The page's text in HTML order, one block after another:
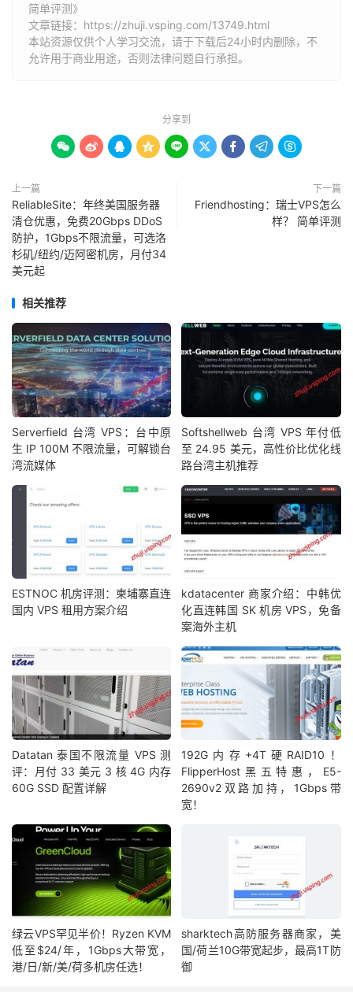
简单评测》
文章链接： https://zhuji.vsping.com/13749.html
本站资源仅供个人学习交流，请于下载后24小时内删除，不
允许用于商业用途，否则法律问题自行承担。
分享到
        
上一篇
ReliableSite：年终美国服务器
清仓优惠，免费20Gbps DDoS
防护，1Gbps不限流量，可选洛
杉矶/纽约/迈阿密机房，月付34
美元起
下一篇
Friendhosting：瑞士VPS怎么
样？ 简单评测
相关推荐
Serverfield 台湾 VPS：台中原
生 IP 100M 不限流量，可解锁台
湾流媒体
Softshellweb 台湾 VPS 年付低
至 24.95 美元，高性价比优化线
路台湾主机推荐
ESTNOC 机房评测：柬埔寨直连
国内 VPS 租用方案介绍
kdatacenter 商家介绍：中韩优
化直连韩国 SK 机房 VPS，免备
案海外主机
Datatan 泰国不限流量 VPS 测
评：月付 33 美元 3 核 4G 内存
60G SSD 配置详解
192G内存+4T硬RAID10！
FlipperHost黑五特惠，E5-
2690v2双路加持，1Gbps带
宽！
绿云VPS罕见半价！Ryzen KVM
低至$24/年，1Gbps大带宽，
港/日/新/美/荷多机房任选！
sharktech高防服务器商家，美
国/荷兰10G带宽起步，最高1T防
御